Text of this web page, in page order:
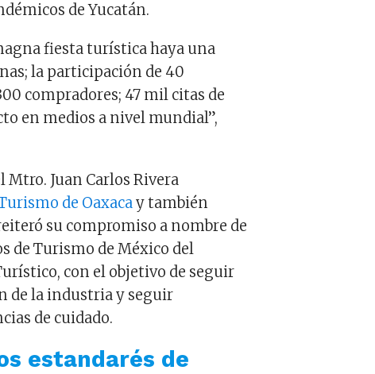
de Yucatán.
fiesta turística haya una
la participación de 40
compradores; 47 mil citas de
en medios a nivel mundial”,
Juan Carlos Rivera
de Oaxacay también
su compromiso a nombre de
de Turismo de México del
con el objetivo de seguir
de la industria y seguir
de cuidado.
estandarés de